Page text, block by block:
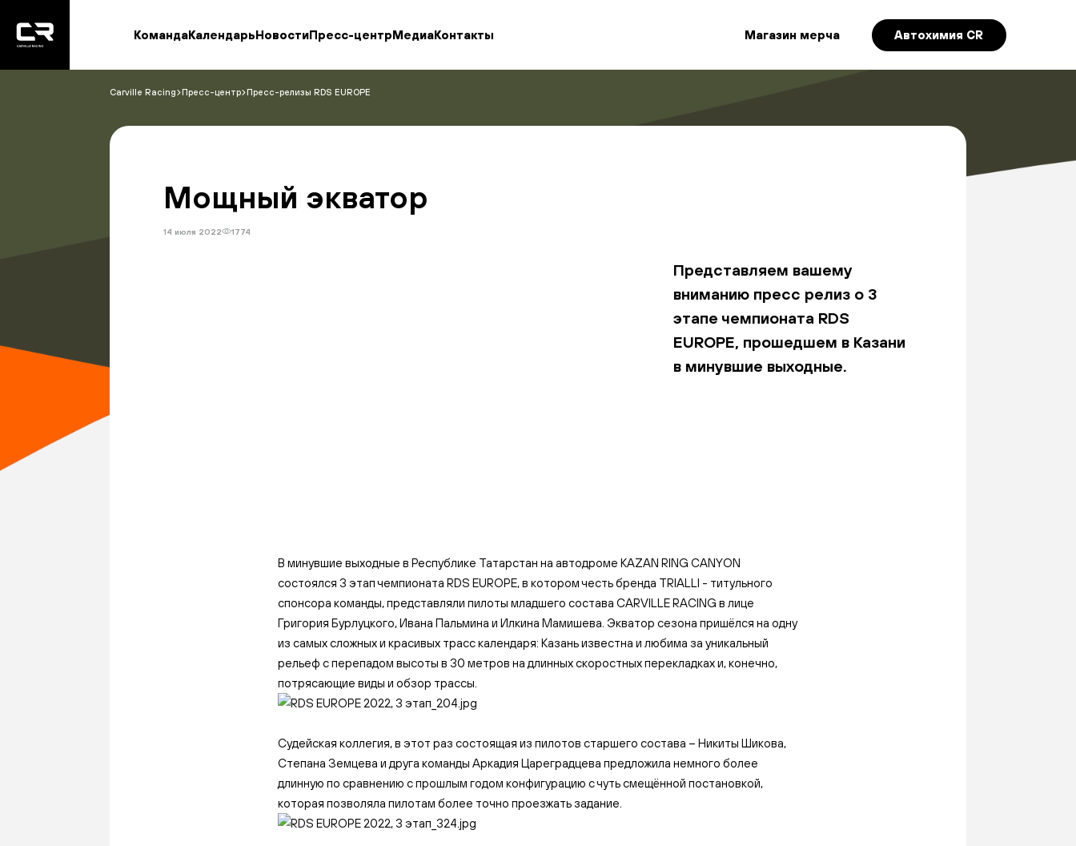
version="1.0"
encoding="utf-
КомандаКалендарьНовостиПресс-центрМедиаКонтакты Магазин мерча Автохимия CR
Carville Racing Пресс-центр Пресс-релизы RDS EUROPE
Мощный экватор
14 июля 2022 1774
Представляем вашему
вниманию пресс релиз о 3
этапе чемпионата RDS
EUROPE, прошедшем в Казани
в минувшие выходные.
В минувшие выходные в Республике Татарстан на автодроме KAZAN RING CANYON
состоялся 3 этап чемпионата RDS EUROPE, в котором честь бренда TRIALLI - титульного
спонсора команды, представляли пилоты младшего состава CARVILLE RACING в лице
Григория Бурлуцкого, Ивана Пальмина и Илкина Мамишева. Экватор сезона пришёлся на одну
из самых сложных и красивых трасс календаря: Казань известна и любима за уникальный
рельеф с перепадом высоты в 30 метров на длинных скоростных перекладках и, конечно,
потрясающие виды и обзор трассы.
Судейская коллегия, в этот раз состоящая из пилотов старшего состава – Никиты Шикова,
Степана Земцева и друга команды Аркадия Цареградцева предложила немного более
длинную по сравнению с прошлым годом конфигурацию с чуть смещённой постановкой,
которая позволяла пилотам более точно проезжать задание.